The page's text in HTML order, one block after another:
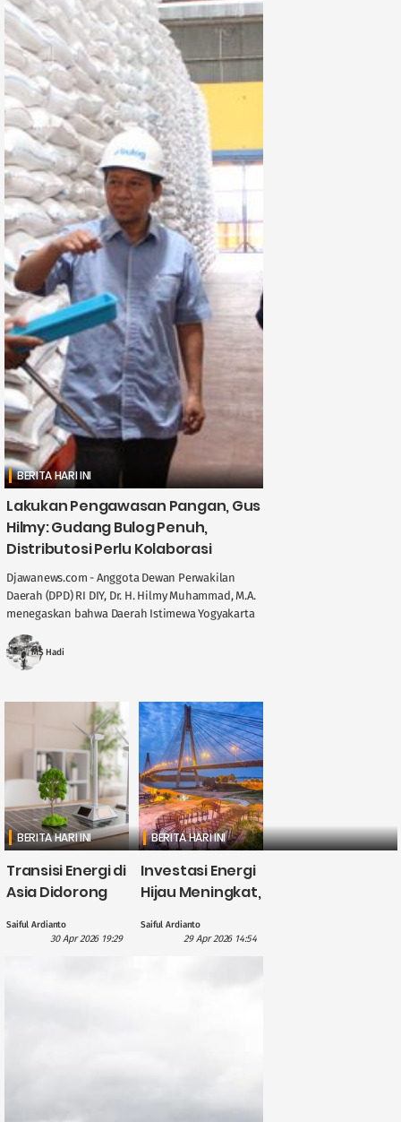
BERITA HARI INI
Lakukan Pengawasan Pangan, Gus
Hilmy: Gudang Bulog Penuh,
Distributosi Perlu Kolaborasi
Djawanews.com - Anggota Dewan Perwakilan
Daerah (DPD) RI DIY, Dr. H. Hilmy Muhammad, M.A.
menegaskan bahwa Daerah Istimewa Yogyakarta
memegang peran penting dalam menjaga
stabilitas ....
MS Hadi
BERITA HARI INI
Transisi Energi di
Asia Didorong
International
Saiful Ardianto
30 Apr 2026 19:29
BERITA HARI INI
Investasi Energi
Hijau Meningkat,
Dana US$5
Saiful Ardianto
29 Apr 2026 14:54